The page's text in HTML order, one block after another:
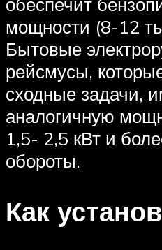
мощности (8-12
Бытовые
рейсмусы,
сходные задачи,
аналогичную
1,5- 2,5 кВт и
обороты.
Как